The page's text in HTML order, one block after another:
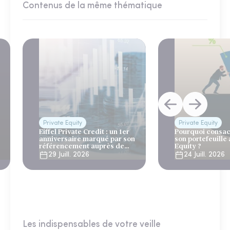
Contenus de la même thématique
Private Equity
Eiffel Private Credit : un 1er
anniversaire marqué par son
référencement auprès de
Generali et AG2R la Mondiale
29 Juill. 2026
Private Equity
Pourquoi
son portefeuille
Equity ?
24 Juill. 2026
Les indispensables de votre veille